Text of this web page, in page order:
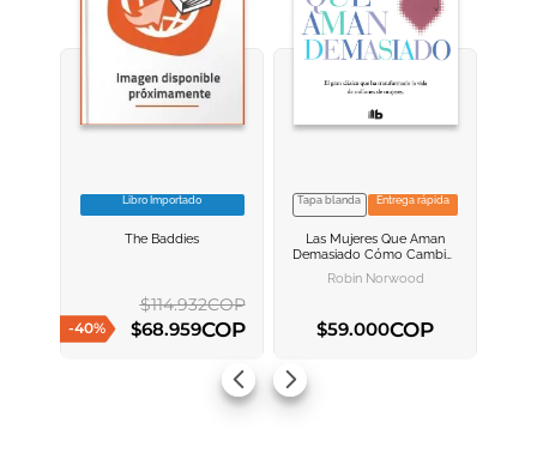
VER INFORMACION
Libro Importado
The Baddies
-40%
$114.932COP
$68.959COP
VER INFORMACION
AGREGAR AL
Tapa blanda Entrega rápida
Las Mujeres Que Aman
Demasiado Cómo Cambiar
Nuestra Manera De Amar Y
Así Dejar De Sufrir
Robin Norwood
$59.000COP